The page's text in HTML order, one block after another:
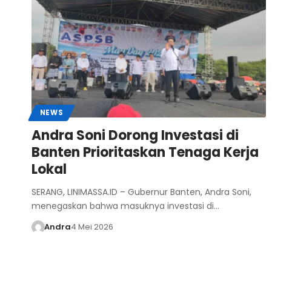
NEWS
Andra Soni Dorong Investasi di
Banten Prioritaskan Tenaga Kerja
Lokal
SERANG, LINIMASSA.ID – Gubernur Banten, Andra Soni,
menegaskan bahwa masuknya investasi di…
Andra4 Mei 2026